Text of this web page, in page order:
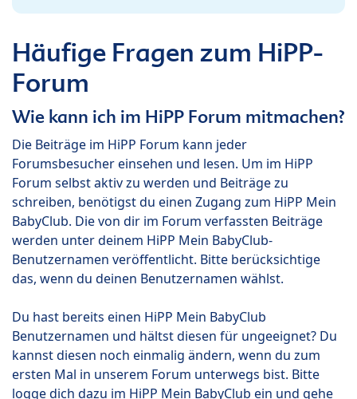
Häufige Fragen zum HiPP-
Forum
Wie kann ich im HiPP Forum mitmachen?
Die Beiträge im HiPP Forum kann jeder
Forumsbesucher einsehen und lesen. Um im HiPP
Forum selbst aktiv zu werden und Beiträge zu
schreiben, benötigst du einen Zugang zum HiPP Mein
BabyClub. Die von dir im Forum verfassten Beiträge
werden unter deinem HiPP Mein BabyClub-
Benutzernamen veröffentlicht. Bitte berücksichtige
das, wenn du deinen Benutzernamen wählst.
Du hast bereits einen HiPP Mein BabyClub
Benutzernamen und hältst diesen für ungeeignet? Du
kannst diesen noch einmalig ändern, wenn du zum
ersten Mal in unserem Forum unterwegs bist. Bitte
logge dich dazu im HiPP Mein BabyClub ein und gehe